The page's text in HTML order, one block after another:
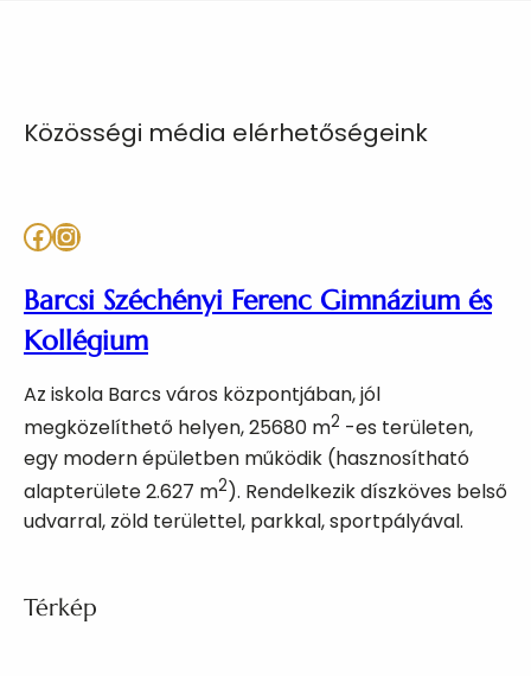
Közösségi média elérhetőségeink
Facebook Instagram
Barcsi Széchényi Ferenc Gimnázium és
Kollégium
Az iskola Barcs város központjában, jól
megközelíthető helyen, 25680 m2 -es területen,
egy modern épületben működik (hasznosítható
alapterülete 2.627 m2). Rendelkezik díszköves belső
udvarral, zöld területtel, parkkal, sportpályával.
Térkép